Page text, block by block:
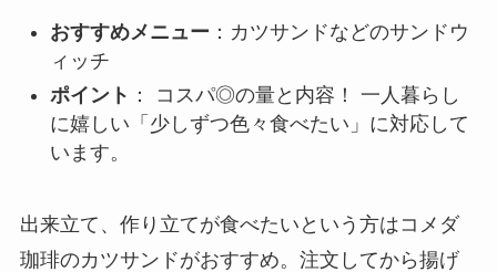
おすすめメニュー ：カツサンドなどのサンドウ
ィッチ
ポイント ： コスパ◎の量と内容！ 一人暮らし
に嬉しい「少しずつ色々食べたい」に対応して
います。
出来立て、作り立てが食べたいという方はコメダ
珈琲のカツサンドがおすすめ。注文してから揚げ